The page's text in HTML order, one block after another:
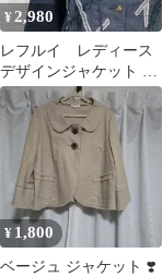
¥2,980
レフルイ レディース
デザインジャケット ブ
ラック フリンジデザイ
ン M 麻
¥ 1,800
ベージュ ジャケット ❣️